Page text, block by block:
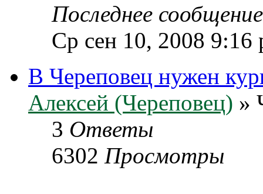
Последнее
Ср сен 10, 2008 9:16
В Череповец нужен
Алексей (Череповец) »
3 Ответы
6302 Просмотры